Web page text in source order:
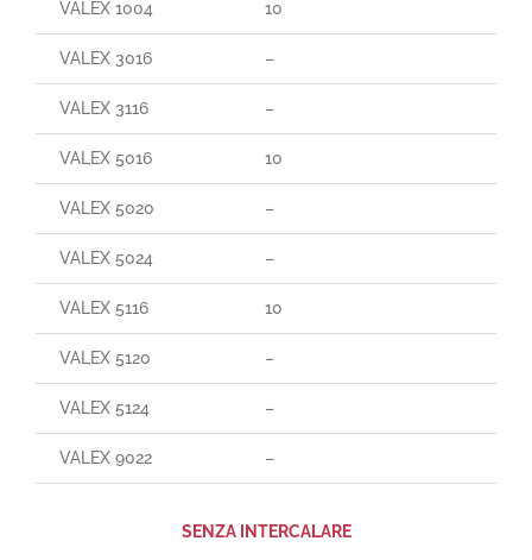
VALEX 1004 10
VALEX 3016 –
VALEX 3116 –
VALEX 5016 10
VALEX 5020 –
VALEX 5024 –
VALEX 5116 10
VALEX 5120 –
VALEX 5124 –
VALEX 9022 –
SENZA INTERCALARE